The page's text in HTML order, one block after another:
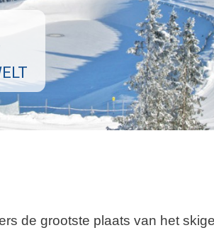
de grootste plaats van het